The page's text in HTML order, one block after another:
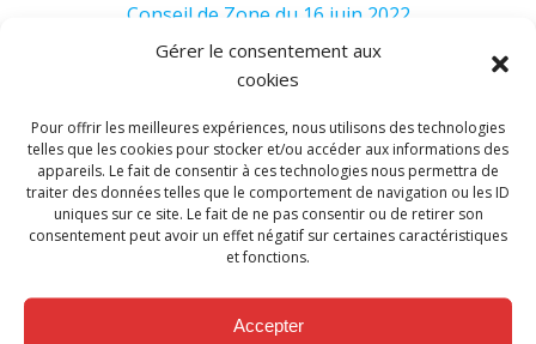
Gérer le consentement aux
cookies
Pour offrir les meilleures expériences, nous utilisons des technologies
telles que les cookies pour stocker et/ou accéder aux informations des
appareils. Le fait de consentir à ces technologies nous permettra de
traiter des données telles que le comportement de navigation ou les ID
uniques sur ce site. Le fait de ne pas consentir ou de retirer son
consentement peut avoir un effet négatif sur certaines caractéristiques
et fonctions.
Accepter
Conseil de Zone du 16 juin 2022
Conseil de Zone du 21 avril 2022
Conseil de Zone du 16 décembre 2021
Conseil de Zone du 23 septembre 2021
Conseil de Zone du 19 juillet 2021